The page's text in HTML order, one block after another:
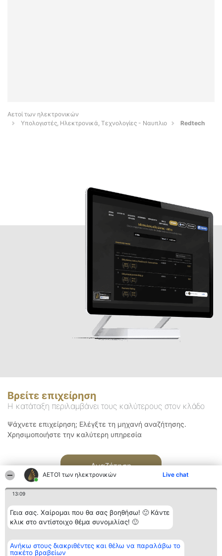
ΑΕΤΟΊ των ηλεκτρονικών Live chat
13:09
Γεια σας. Χαίρομαι που θα σας βοηθήσω! 🙂 Κάντε
κλικ στο αντίστοιχο θέμα συνομιλίας! 🙂
Ανήκω στους διακριθέντες και θέλω να παραλάβω το
πακέτο βραβείων
Αετοί των ηλεκτρονικών
Υπολογιστές, Ηλεκτρονικά, Τεχνολογίες - Ναυπλιο
Redtech
Βρείτε επιχείρηση
Η κατάταξη περιλαμβάνει τους καλύτερους στον κλάδο
Ψάχνετε επιχείρηση; Ελέγξτε τη μηχανή αναζήτησης.
Χρησιμοποιήστε την καλύτερη υπηρεσία
Αναζήτηση
Διοργανωτής της
κατάταξης
BEAUTIFUL COMPANY
Κατάταξη
Διακριθέντες
Επικοινωνία
Επικοινωνία